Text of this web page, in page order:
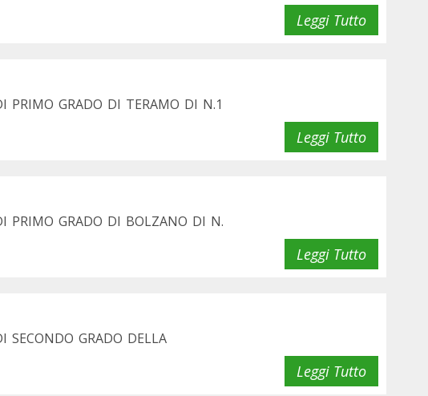
Leggi Tutto
PRIMO GRADO DI TERAMO DI N.1
Leggi Tutto
PRIMO GRADO DI BOLZANO DI N.
Leggi Tutto
SECONDO GRADO DELLA
Leggi Tutto